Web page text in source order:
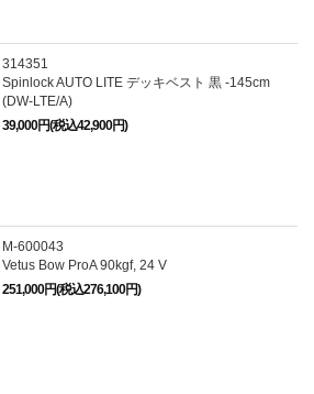
314351
Spinlock AUTO LITE デッキベスト 黒 -145cm
(DW-LTE/A)
39,000円(税込42,900円)
M-600043
Vetus Bow ProA 90kgf, 24 V
251,000円(税込276,100円)